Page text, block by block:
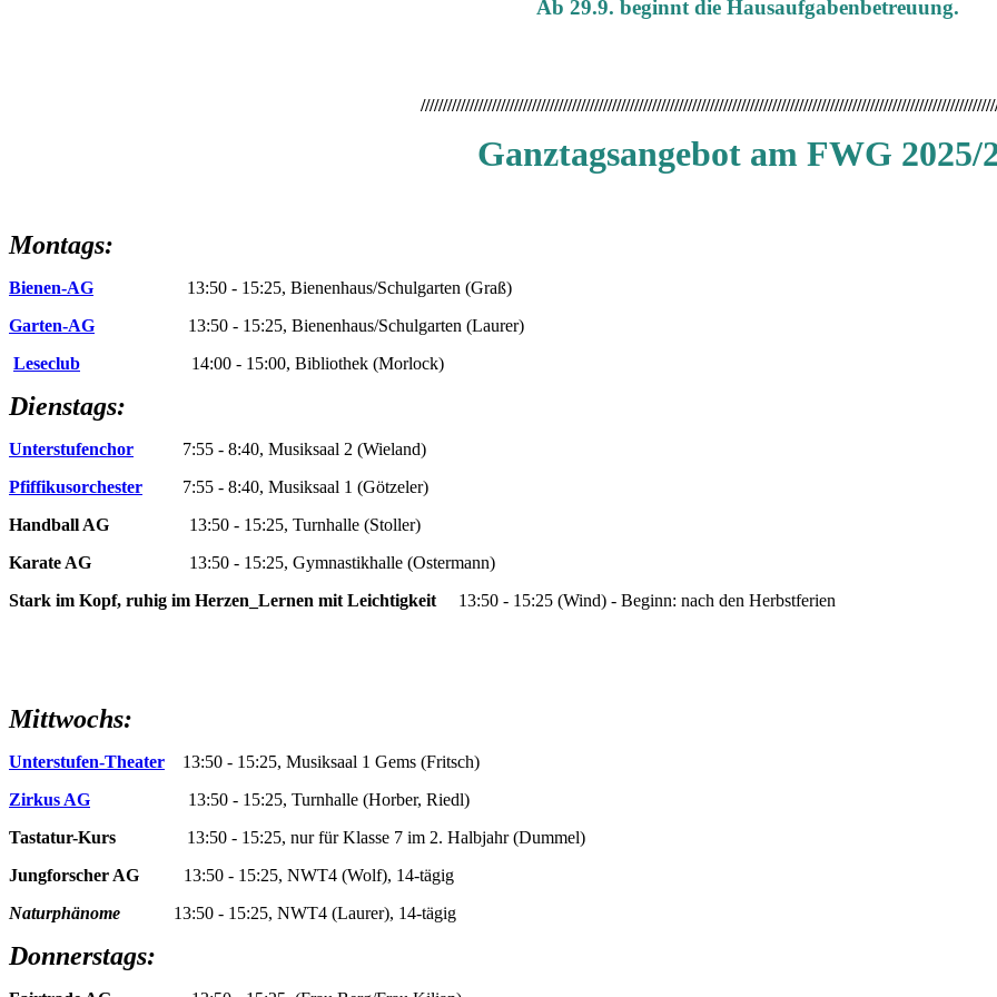
Ab 29.9. beginnt die Hausaufgabenbetreuung.
Ganztagsangebot am FWG 2025/
Montags:
Bienen-AG
13:50 - 15:25, Bienenhaus/Schulgarten (Graß)
Garten-AG
13:50 - 15:25, Bienenhaus/Schulgarten (Laurer)
Leseclub 14:00 - 15:00, Bibliothek (Morlock)
Dienstags:
Unterstufenchor
7:55 - 8:40, Musiksaal 2 (Wieland)
Pfiffikusorchester
7:55 - 8:40, Musiksaal 1 (Götzeler)
Handball AG 13:50 - 15:25, Turnhalle (Stoller)
Karate AG 13:50 - 15:25, Gymnastikhalle (Ostermann)
Stark im Kopf, ruhig im Herzen_Lernen mit Leichtigkeit
13:50 - 15:25 (Wind) - Beginn: nach den Herbstferien
Mittwochs:
Unterstufen-Theater
13:50 - 15:25, Musiksaal 1 Gems (Fritsch)
Zirkus AG 13:50 - 15:25, Turnhalle (Horber, Riedl)
Tastatur-Kurs 13:50 - 15:25, nur für Klasse 7 im 2. Halbjahr (Dummel)
Jungforscher AG 13:50 - 15:25, NWT4 (Wolf), 14-tägig
Naturphänome
13:50 - 15:25, NWT4 (Laurer), 14-tägig
Donnerstags: